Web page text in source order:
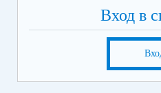
Вход в